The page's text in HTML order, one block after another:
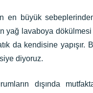
en büyük
yağ lavaboya
da kendisine yapışır.
diyoruz.
dışında